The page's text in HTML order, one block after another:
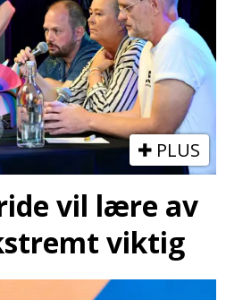
PLUS
vil lære av
viktig